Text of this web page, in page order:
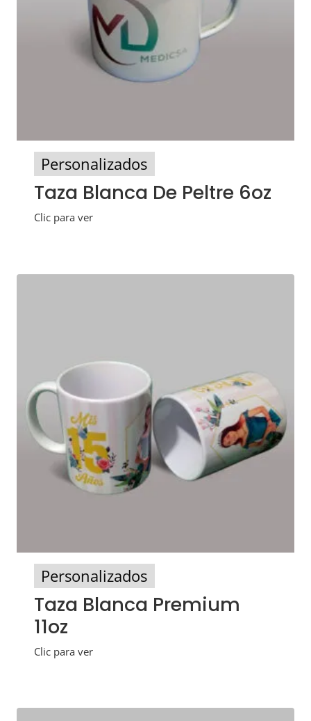
Personalizados
Taza Blanca De Peltre 6oz
Clic para ver
Personalizados
Taza Blanca Premium
11oz
Clic para ver